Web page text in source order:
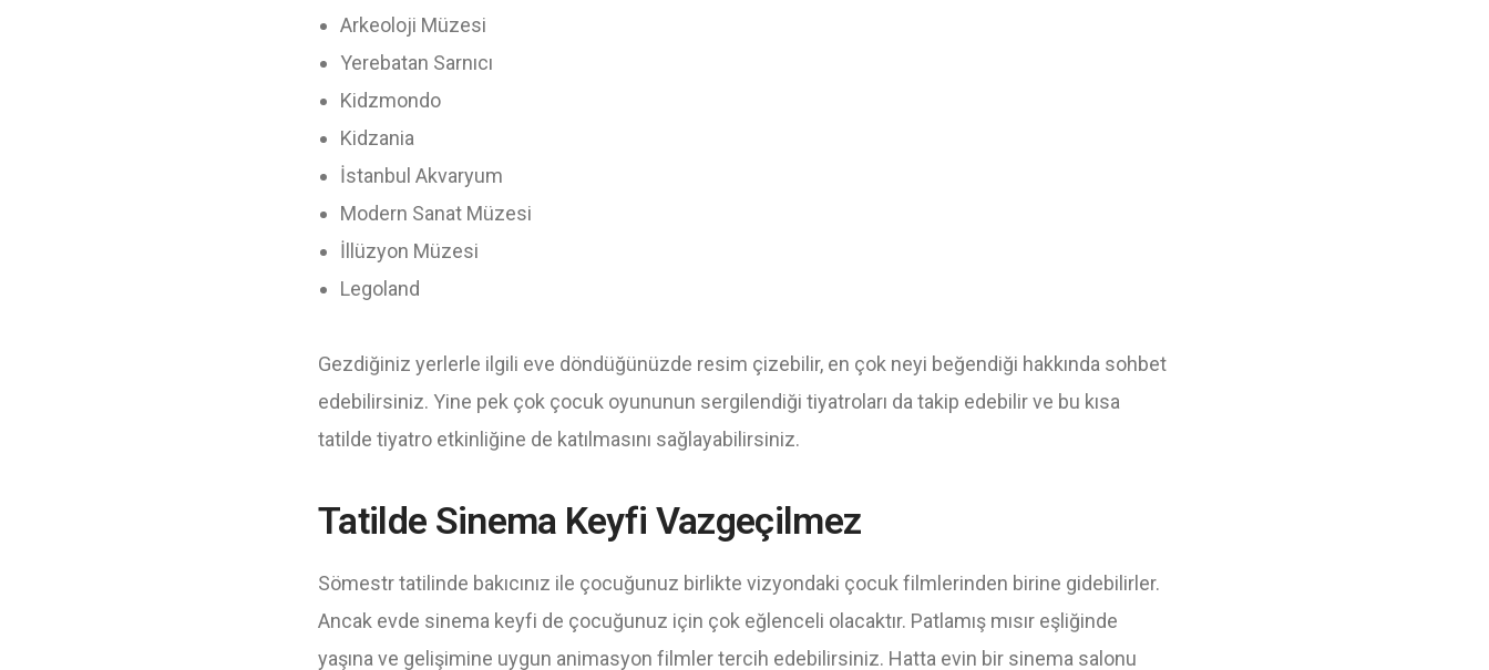
Arkeoloji Müzesi
Yerebatan Sarnıcı
Kidzmondo
Kidzania
İstanbul Akvaryum
Modern Sanat Müzesi
İllüzyon Müzesi
Legoland
Gezdiğiniz yerlerle ilgili eve döndüğünüzde resim çizebilir, en çok neyi beğendiği hakkında sohbet
edebilirsiniz. Yine pek çok çocuk oyununun sergilendiği tiyatroları da takip edebilir ve bu kısa
tatilde tiyatro etkinliğine de katılmasını sağlayabilirsiniz.
Tatilde Sinema Keyfi Vazgeçilmez
Sömestr tatilinde bakıcınız ile çocuğunuz birlikte vizyondaki çocuk filmlerinden birine gidebilirler.
Ancak evde sinema keyfi de çocuğunuz için çok eğlenceli olacaktır. Patlamış mısır eşliğinde
yaşına ve gelişimine uygun animasyon filmler tercih edebilirsiniz. Hatta evin bir sinema salonu